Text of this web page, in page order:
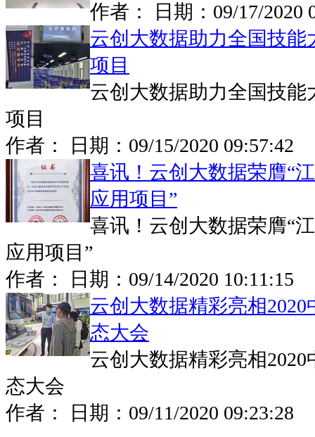
作者： 日期： 09/17/2020
云创大数据助力全国技
项目
云创大数据助力全国技
项目
作者： 日期： 09/15/2020 09:57:42
喜讯！云创大数据荣膺“
应用项目”
喜讯！云创大数据荣膺“
应用项目”
作者： 日期： 09/14/2020 10:11:15
云创大数据精彩亮相
态大会
云创大数据精彩亮相
态大会
作者： 日期： 09/11/2020 09:23:28